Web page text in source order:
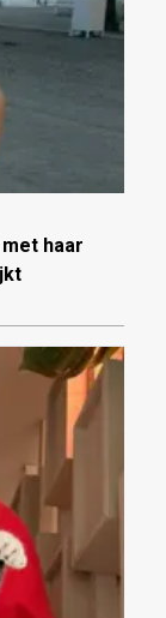
haar